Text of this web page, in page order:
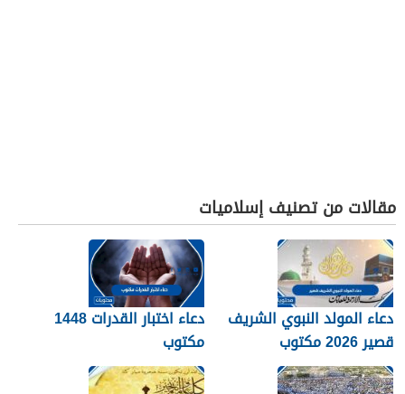
مقالات من تصنيف إسلاميات
دعاء المولد النبوي الشريف
قصير 2026 مكتوب
دعاء اختبار القدرات 1448
مكتوب